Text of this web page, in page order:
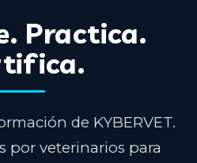
Practica.
de KYBERVET.
por veterinarios para